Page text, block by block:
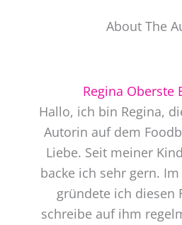
About The
Regina Oberste
Hallo, ich bin Regina,
Autorin auf dem
Liebe. Seit meiner
backe ich sehr gern.
gründete ich diesen
schreibe auf ihm